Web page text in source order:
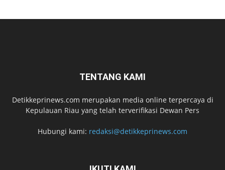
TENTANG KAMI
Detikkeprinews.com merupakan media online terpercaya di
Kepulauan Riau yang telah terverifikasi Dewan Pers
Hubungi kami: redaksi@detikkeprinews.com